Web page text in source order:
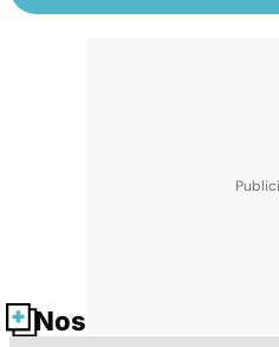
Nos fiches santé